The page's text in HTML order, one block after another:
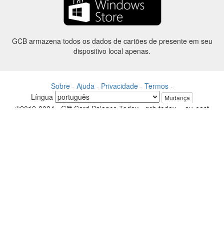
GCB armazena todos os dados de cartões de presente em seu
dispositivo local apenas.
Sobre - Ajuda - Privacidade - Termos -
Língua
Mudança
©2012-2024 - Gift Card Balance Today - gcb.today - -au-east